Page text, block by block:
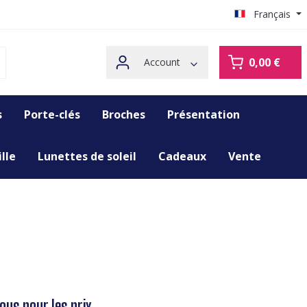
Français
Account 0,00 €
Porte-clés Broches Présentation
Lunettes de soleil Cadeaux Vente